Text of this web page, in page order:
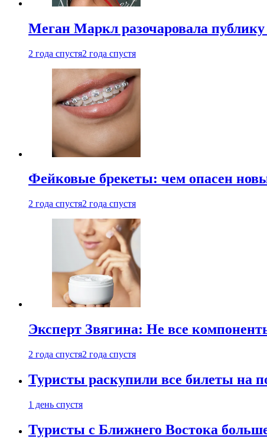
Меган Маркл разочаровала
2 года спустя2 года спустя
Фейковые брекеты: чем опасен
2 года спустя2 года спустя
Эксперт Звягина: Не все
2 года спустя2 года спустя
Туристы раскупили все билеты на
1 день спустя
Туристы с Ближнего Востока